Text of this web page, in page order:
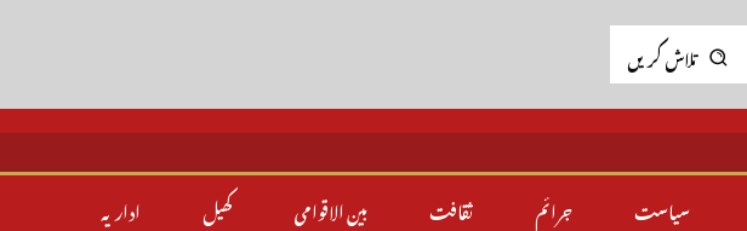
تلاش کریں
سیاست جرائم ثقافت بین الاقوامی کھیل اداریہ